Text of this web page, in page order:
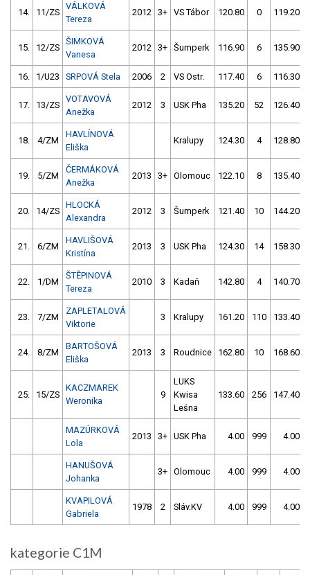
14. 11/ZS
VÁLKOVÁ
Tereza
2012 3+ VS Tábor 120.80 0 119.20
15. 12/ZS
ŠIMKOVÁ
Vanesa
2012 3+ Šumperk 116.90 6 135.90
16. 1/U23 SRPOVÁ Stela 2006 2 VS Ostr. 117.40 6 116.30
17. 13/ZS
VOTAVOVÁ
Anežka
2012 3 USK Pha 135.20 52 126.40
18. 4/ZM
HAVLÍNOVÁ
Eliška
Kralupy 124.30 4 128.80
19. 5/ZM
ČERMÁKOVÁ
Anežka
2013 3+ Olomouc 122.10 8 135.40
20. 14/ZS
HLOCKÁ
Alexandra
2012 3 Šumperk 121.40 10 144.20
21. 6/ZM
HAVLIŠOVÁ
Kristína
2013 3 USK Pha 124.30 14 158.30
22. 1/DM
ŠTĚPINOVÁ
Tereza
2010 3 Kadaň 142.80 4 140.70
23. 7/ZM
ZAPLETALOVÁ
Viktorie
3 Kralupy 161.20 110 133.40
24. 8/ZM
BARTOŠOVÁ
Eliška
2013 3 Roudnice 162.80 10 168.60
25. 15/ZS
KACZMAREK
Weronika
9
LUKS
Kwisa
Leśna
133.60 256 147.40
MAZÚRKOVÁ
Lola
2013 3+ USK Pha 4.00 999 4.00
HANUŠOVÁ
Johanka
3+ Olomouc 4.00 999 4.00
KVAPILOVÁ
Gabriela
1978 2 Sláv.KV 4.00 999 4.00
kategorie C1M